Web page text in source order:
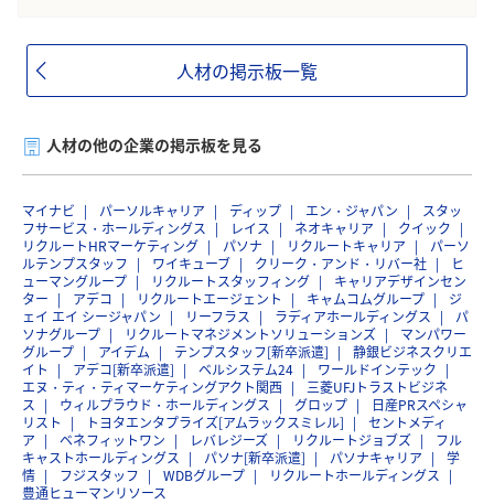
人材の掲示板一覧
人材の他の企業の掲示板を見る
マイナビ パーソルキャリア ディップ エン・ジャパン
スタッ
フサービス・ホールディングス
レイス ネオキャリア
クイック
リクルートHRマーケティング
パソナ リクルートキャリア
パーソ
ルテンプスタッフ
ワイキューブ クリーク・アンド・リバー社
ヒ
ューマングループ
リクルートスタッフィング
キャリアデザインセン
ター
アデコ リクルートエージェント キャムコムグループ
ジ
ェイ エイ シージャパン
リーフラス ラディアホールディングス
パ
ソナグループ
リクルートマネジメントソリューションズ
マンパワー
グループ
アイデム テンプスタッフ[新卒派遣]
静銀ビジネスクリエ
イト
アデコ[新卒派遣] ベルシステム24
ワールドインテック
エヌ・ティ・ティマーケティングアクト関西
三菱UFJトラストビジネ
ス
ウィルプラウド・ホールディングス グロップ
日産PRスペシャ
リスト
トヨタエンタプライズ[アムラックスミレル]
セントメディ
ア
ベネフィットワン レバレジーズ リクルートジョブズ
フル
キャストホールディングス
パソナ[新卒派遣] パソナキャリア
学
情
フジスタッフ WDBグループ
リクルートホールディングス
豊通ヒューマンリソース